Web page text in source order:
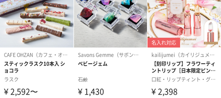
生花のブーケを同梱します。
※9-15時にご注文いただく場合、最短のお届け可能日が通常より
も1日遅くなります。